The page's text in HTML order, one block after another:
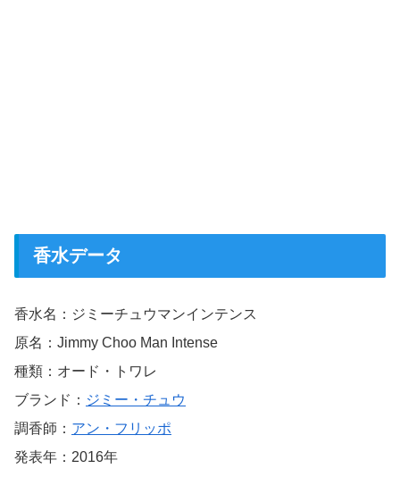
香水データ
香水名：ジミーチュウマンインテンス
原名：Jimmy Choo Man Intense
種類：オード・トワレ
ブランド： ジミー・チュウ
調香師： アン・フリッポ
発表年：2016年